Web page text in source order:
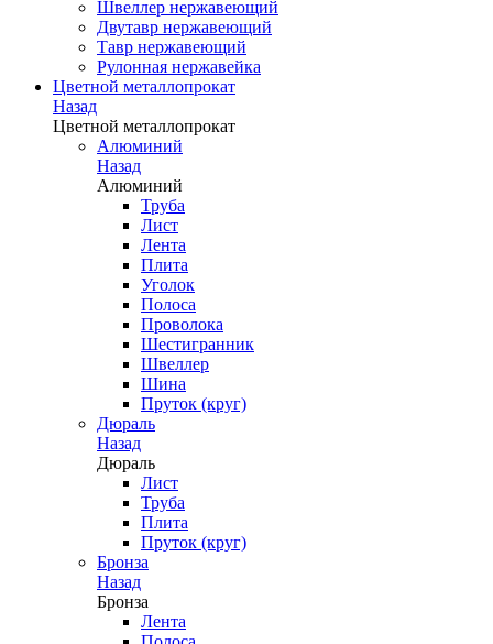
Швеллер нержавеющий
Двутавр нержавеющий
Тавр нержавеющий
Рулонная нержавейка
Цветной металлопрокат
Назад
Цветной металлопрокат
Алюминий
Назад
Алюминий
Труба
Лист
Лента
Плита
Уголок
Полоса
Проволока
Шестигранник
Швеллер
Шина
Пруток (круг)
Дюраль
Назад
Дюраль
Лист
Труба
Плита
Пруток (круг)
Бронза
Назад
Бронза
Лента